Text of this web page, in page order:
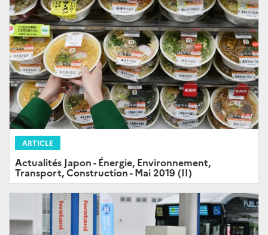
ARTICLE
Actualités Japon - Énergie, Environnement,
Transport, Construction - Mai 2019 (II)